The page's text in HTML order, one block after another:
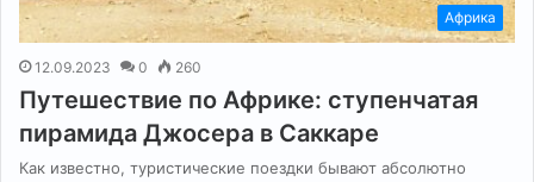
Африка
12.09.2023 0 260
Путешествие по Африке: ступенчатая
пирамида Джосера в Саккаре
Как известно, туристические поездки бывают абсолютно